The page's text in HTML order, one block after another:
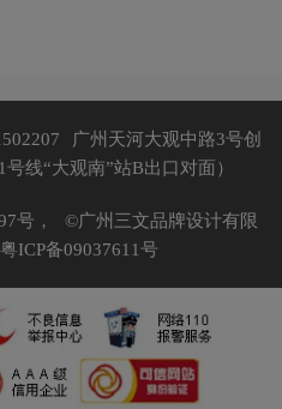
广州天河大观中路3号创
线“大观南”站B出口对面）
号，
©广州三文品牌设计有限
粤ICP备09037611号